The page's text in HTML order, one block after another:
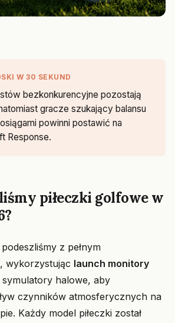
W 30 SEKUND
bezkonkurencyjne pozostają
gracze szukający balansu
powinni postawić na
Response.
piłeczki golfowe w
z pełnym
wykorzystując launch monitory
halowe, aby
czynników atmosferycznych na
Każdy model piłeczki został